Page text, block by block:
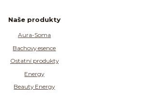
Naše produkty
Aura-Soma
Bachovy esence
Ostatní produkty
Energy
Beauty Energy